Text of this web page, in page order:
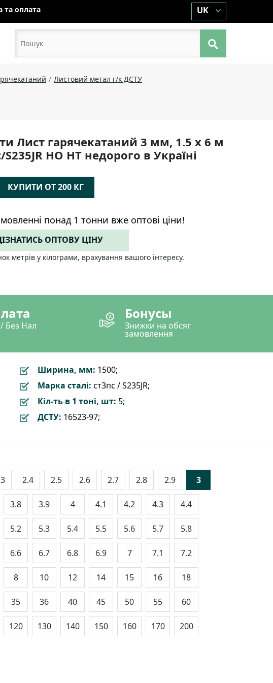
та оплата UK
Листовий метал г/к ДСТУ
Лист гарячекатаний 3 мм, 1.5 х 6 м
S235JR НО НТ недорого в Україні
КУПИТИ ОТ 200 КГ
понад 1 тонни вже оптові ціни!
ОПТОВУ ЦІНУ
метрів у кілограми, врахування вашого інтересу.
Без Нал
Бонусы
Знижки на обсяг
замовлення
Ширина, мм: 1500;
Марка сталі: ст3пс / S235JR;
Кіл-ть в 1 тоні, шт: 5;
ДСТУ: 16523-97;
2.4 2.5 2.6 2.7 2.8 2.9 3
3.8 3.9 4 4.1 4.2 4.3 4.4
5.2 5.3 5.4 5.5 5.6 5.7 5.8
6.6 6.7 6.8 6.9 7 7.1 7.2
8 10 12 14 15 16 18
35 36 40 45 50 55 60
120 130 140 150 160 170 200